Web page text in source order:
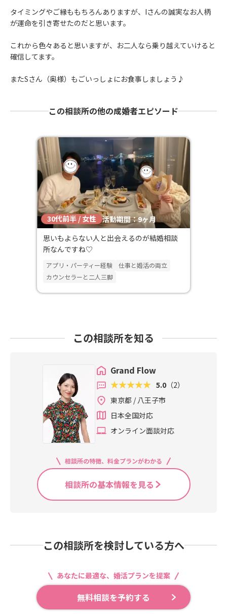
タイミングやご縁ももちろんありますが、Iさんの誠実なお人柄
が運命を引き寄せたのだと思います。
これから色々あると思いますが、お二人なら乗り越えていけると
確信してます。
またSさん（奥様）もごいっしょにお食事しましょう♪
この相談所の他の成婚者エピソード
30代前半 / 女性 活動期間：9ヶ月
思いもよらない人と出会えるのが結婚相談
所なんですね♡
アプリ・パーティー経験
仕事と婚活の両立
カウンセラーと二人三脚
この相談所を知る
Grand Flow
5.0 （2）
東京都 / 八王子市
日本全国対応
オンライン面談対応
相談所の特徴、料金プランがわかる
相談所の基本情報を見る
この相談所を検討している方へ
あなたに最適な、婚活プランを提案
無料相談を予約する